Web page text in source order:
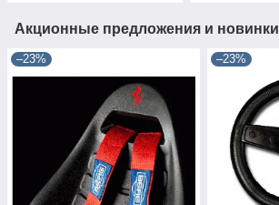
Акционные предложения и новинки
–23% –23%